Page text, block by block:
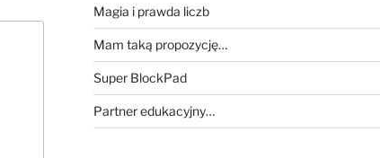
Magia i prawda liczb
Mam taką propozycję…
Super BlockPad
Partner edukacyjny…